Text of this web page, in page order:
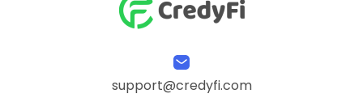
support@credyfi.com